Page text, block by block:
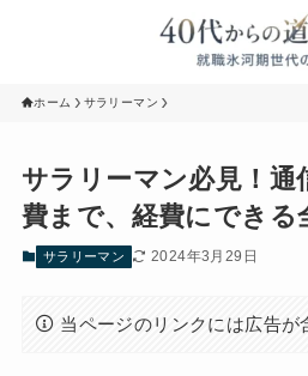
ホーム サラリーマン
サラリーマン必見！通
費まで、経費にできる
サラリーマン 2024年3月29日
当ページのリンクには広告が